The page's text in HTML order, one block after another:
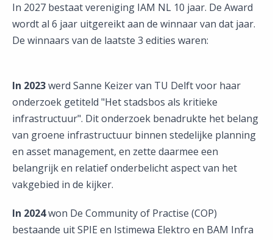
In 2027 bestaat vereniging IAM NL 10 jaar. De Award
wordt al 6 jaar uitgereikt aan de winnaar van dat jaar.
De winnaars van de laatste 3 edities waren:
In 2023werd Sanne Keizer van TU Delft voor haar
onderzoek getiteld "Het stadsbos als kritieke
infrastructuur". Dit onderzoek benadrukte het belang
van groene infrastructuur binnen stedelijke planning
en asset management, en zette daarmee een
belangrijk en relatief onderbelicht aspect van het
vakgebied in de kijker.
In 2024won De Community of Practise (COP)
bestaande uit SPIE en Istimewa Elektro en BAM Infra